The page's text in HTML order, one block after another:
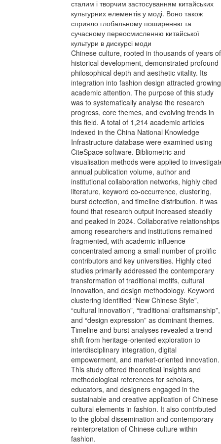
сталим і творчим застосуванням китайських
культурних елементів у моді. Воно також
сприяло глобальному поширенню та
сучасному переосмисленню китайської
культури в дискурсі моди
Chinese culture, rooted in thousands of years of
historical development, demonstrated profound
philosophical depth and aesthetic vitality. Its
integration into fashion design attracted growing
academic attention. The purpose of this study
was to systematically analyse the research
progress, core themes, and evolving trends in
this field. A total of 1,214 academic articles
indexed in the China National Knowledge
Infrastructure database were examined using
CiteSpace software. Bibliometric and
visualisation methods were applied to
annual publication volume, author and
institutional collaboration networks, highly cited
literature, keyword co-occurrence, clustering,
burst detection, and timeline distribution. It was
found that research output increased steadily
and peaked in 2024. Collaborative relationships
among researchers and institutions remained
fragmented, with academic influence
concentrated among a small number of prolific
contributors and key universities. Highly cited
studies primarily addressed the contemporary
transformation of traditional motifs, cultural
innovation, and design methodology. Keyword
clustering identified “New Chinese Style”,
“cultural innovation”, “traditional craftsmanship”,
and “design expression” as dominant themes.
Timeline and burst analyses revealed a trend
shift from heritage-oriented exploration to
interdisciplinary integration, digital
empowerment, and market-oriented innovation.
This study offered theoretical insights and
methodological references for scholars,
educators, and designers engaged in the
sustainable and creative application of Chinese
cultural elements in fashion. It also contributed
to the global dissemination and contemporary
reinterpretation of Chinese culture within
fashion.